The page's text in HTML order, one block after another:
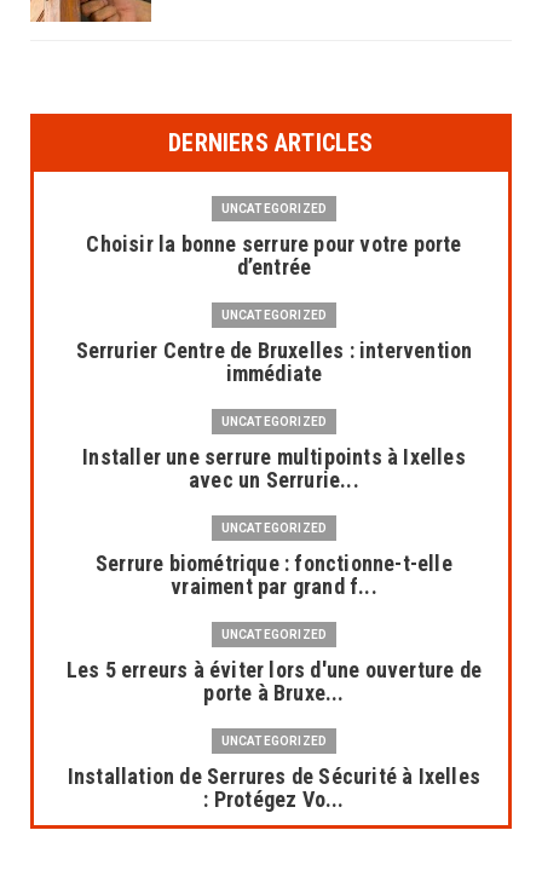
DERNIERS ARTICLES
UNCATEGORIZED
Choisir la bonne serrure pour votre porte
d’entrée
UNCATEGORIZED
Serrurier Centre de Bruxelles : intervention
immédiate
UNCATEGORIZED
Installer une serrure multipoints à Ixelles
avec un Serrurie...
UNCATEGORIZED
Serrure biométrique : fonctionne-t-elle
vraiment par grand f...
UNCATEGORIZED
Les 5 erreurs à éviter lors d'une ouverture de
porte à Bruxe...
UNCATEGORIZED
Installation de Serrures de Sécurité à Ixelles
: Protégez Vo...